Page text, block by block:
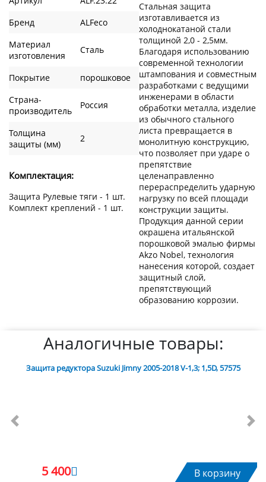
Бренд
ALFeco
Материал
изготовления
Сталь
Покрытие
порошковое
Страна-
производитель
Россия
Толщина
защиты (мм)
2
Комплектация:
Защита Рулевые тяги - 1 шт.
Комплект креплений - 1 шт.
Стальная защита
изготавливается из
холоднокатаной стали
толщиной 2,0 - 2,5мм.
Благодаря использованию
современной технологии
штампования и совместным
разработками с ведущими
инженерами в области
обработки металла, изделие
из обычного стального
листа превращается в
монолитную конструкцию,
что позволяет при ударе о
препятствие
целенаправленно
перераспределить ударную
нагрузку по всей площади
конструкции защиты.
Продукция данной серии
окрашена итальянской
порошковой эмалью фирмы
Akzo Nobel, технология
нанесения которой, создает
защитный слой,
препятствующий
образованию коррозии.
Аналогичные товары:
Защита редуктора Suzuki Jimny 2005-2018 V-1,3; 1,5D, 57575
5 400 В корзину
Previous